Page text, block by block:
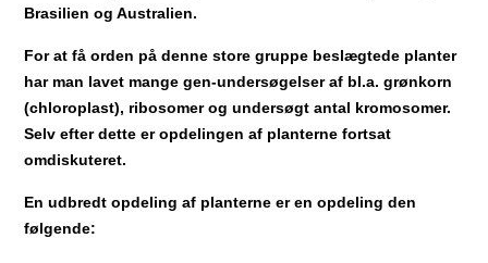
Brasilien og Australien.
For at få orden på denne store gruppe beslægtede planter
har man lavet mange gen-undersøgelser af bl.a. grønkorn
(chloroplast), ribosomer og undersøgt antal kromosomer.
Selv efter dette er opdelingen af planterne fortsat
omdiskuteret.
En udbredt opdeling af planterne er en opdeling den
følgende: